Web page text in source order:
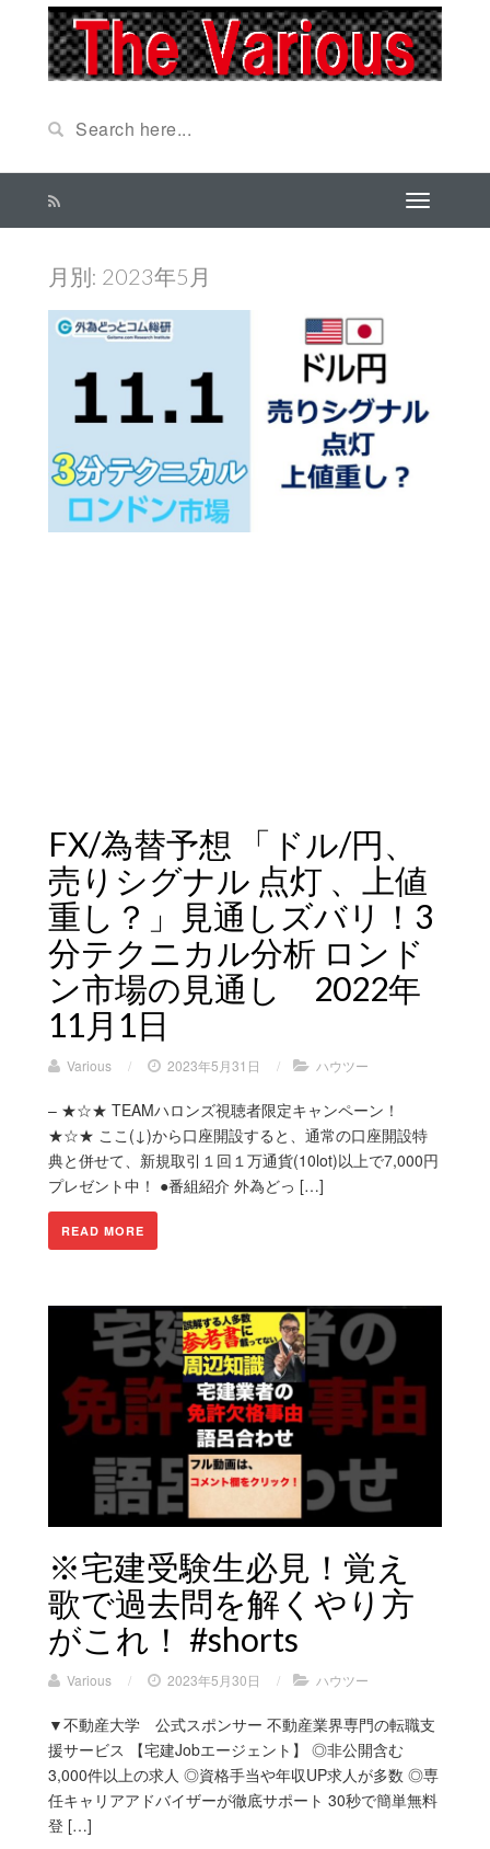
月別: 2023年5月
FX/為替予想 「ドル/円、
売りシグナル 点灯 、上値
重し？」見通しズバリ！3
分テクニカル分析 ロンド
ン市場の見通し 2022年
11月1日
Various / 2023年5月31日 / ハウツー
– ★☆★ TEAMハロンズ視聴者限定キャンペーン！
★☆★ ここ(↓)から口座開設すると、通常の口座開設特
典と併せて、新規取引１回１万通貨(10lot)以上で7,000円
プレゼント中！ ●番組紹介 外為どっ […]
READ MORE
※宅建受験生必見！覚え
歌で過去問を解くやり方
がこれ！ #shorts
Various / 2023年5月30日 / ハウツー
▼不動産大学 公式スポンサー 不動産業界専門の転職支
援サービス 【宅建Jobエージェント】 ◎非公開含む
3,000件以上の求人 ◎資格手当や年収UP求人が多数 ◎専
任キャリアアドバイザーが徹底サポート 30秒で簡単無料
登 […]